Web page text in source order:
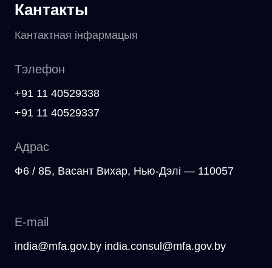
Кантакты
Кантактная інфармацыя
Тэлефон
+91 11 40529338
+91 11 40529337
Адрас
Ф6 / 8Б, Васант Вихар, Нью-Дэлі — 110057
E-mail
india@mfa.gov.by india.consul@mfa.gov.by